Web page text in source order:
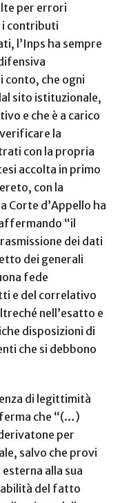
per errori
i contributi
l’Inps ha sempre
conto, che ogni
sito istituzionale,
e che è a carico
la
con la propria
accolta in primo
con la
Corte d’Appello ha
“il
dei dati
dei generali
fede
e del correlativo
nell’esatto e
disposizioni di
che si debbono
di legittimità
che “(…)
per
salvo che provi
alla sua
del fatto